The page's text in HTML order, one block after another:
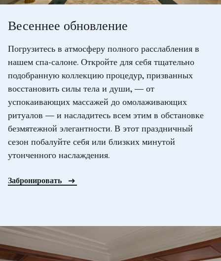
Весеннее обновление
Погрузитесь в атмосферу полного расслабления в
нашем спа-салоне. Откройте для себя тщательно
подобранную коллекцию процедур, призванных
восстановить силы тела и души, — от
успокаивающих массажей до омолаживающих
ритуалов — и насладитесь всем этим в обстановке
безмятежной элегантности. В этот праздничный
сезон побалуйте себя или близких минутой
утонченного наслаждения.
Забронировать